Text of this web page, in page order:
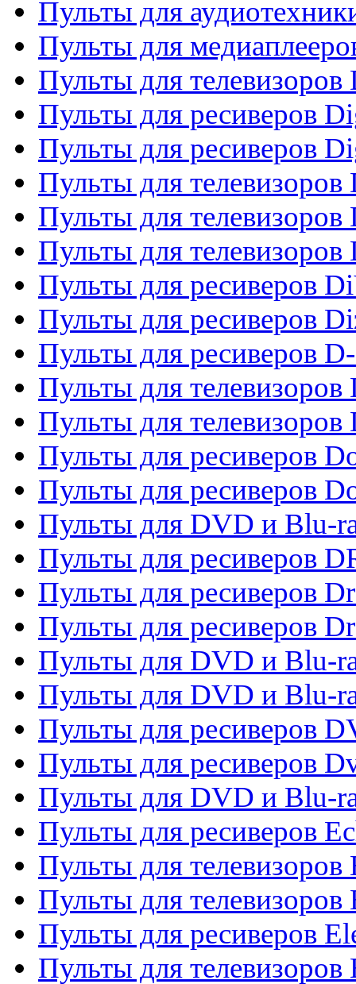
Пульты для
Пульты для
Пульты для телевизоров
Пульты для ресиверов
Пульты для ресиверов
Пульты для
Пульты для
Пульты для телевизоров
Пульты для ресиверов
Пульты для ресиверов
Пульты для ресиверов
Пульты для телевизоров
Пульты для
Пульты для ресиверов
Пульты для ресиверов
Пульты для DVD и Blu-
Пульты для ресиверов
Пульты для ресиверов
Пульты для ресиверов
Пульты для DVD и Blu-
Пульты для DVD и Blu-
Пульты для ресиверов
Пульты для ресиверов
Пульты для DVD и Blu-
Пульты для ресиверов
Пульты для телевизоров
Пульты для телевизоров
Пульты для ресиверов
Пульты для телевизоров